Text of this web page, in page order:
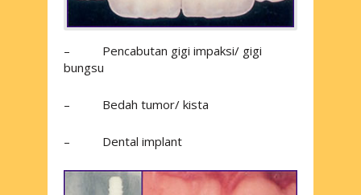
– Pencabutan gigi impaksi/ gigi
bungsu
– Bedah tumor/ kista
– Dental implant